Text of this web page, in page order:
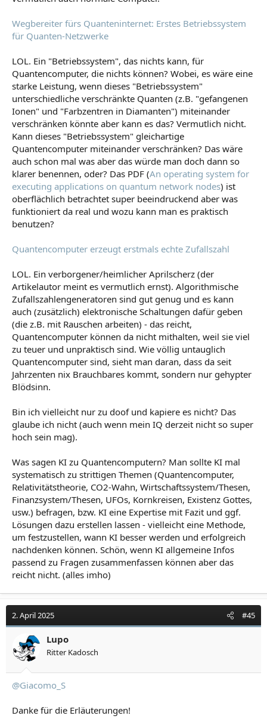
Wegbereiter fürs Quanteninternet: Erstes Betriebssystem
für Quanten-Netzwerke
LOL. Ein "Betriebssystem", das nichts kann, für
Quantencomputer, die nichts können? Wobei, es wäre eine
starke Leistung, wenn dieses "Betriebssystem"
unterschiedliche verschränkte Quanten (z.B. "gefangenen
Ionen" und "Farbzentren in Diamanten") miteinander
verschränken könnte aber kann es das? Vermutlich nicht.
Kann dieses "Betriebssystem" gleichartige
Quantencomputer miteinander verschränken? Das wäre
auch schon mal was aber das würde man doch dann so
klarer benennen, oder? Das PDF (An operating system for
executing applications on quantum network nodes) ist
oberflächlich betrachtet super beeindruckend aber was
funktioniert da real und wozu kann man es praktisch
benutzen?
Quantencomputer erzeugt erstmals echte Zufallszahl
LOL. Ein verborgener/heimlicher Aprilscherz (der
Artikelautor meint es vermutlich ernst). Algorithmische
Zufallszahlengeneratoren sind gut genug und es kann
auch (zusätzlich) elektronische Schaltungen dafür geben
(die z.B. mit Rauschen arbeiten) - das reicht,
Quantencomputer können da nicht mithalten, weil sie viel
zu teuer und unpraktisch sind. Wie völlig untauglich
Quantencomputer sind, sieht man daran, dass da seit
Jahrzenten nix Brauchbares kommt, sondern nur gehypter
Blödsinn.
Bin ich vielleicht nur zu doof und kapiere es nicht? Das
glaube ich nicht (auch wenn mein IQ derzeit nicht so super
hoch sein mag).
Was sagen KI zu Quantencomputern? Man sollte KI mal
systematisch zu strittigen Themen (Quantencomputer,
Relativitätstheorie, CO2-Wahn, Wirtschaftssystem/Thesen,
Finanzsystem/Thesen, UFOs, Kornkreisen, Existenz Gottes,
usw.) befragen, bzw. KI eine Expertise mit Fazit und ggf.
Lösungen dazu erstellen lassen - vielleicht eine Methode,
um festzustellen, wann KI besser werden und erfolgreich
nachdenken können. Schön, wenn KI allgemeine Infos
passend zu Fragen zusammenfassen können aber das
reicht nicht. (alles imho)
2. April 2025 #45
Lupo
Ritter Kadosch
@Giacomo_S
Danke für die Erläuterungen!